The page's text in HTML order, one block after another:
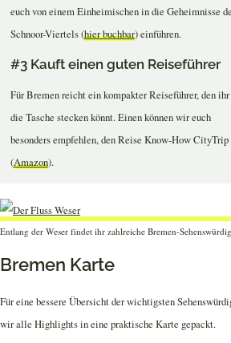
euch von einem Einheimischen in die Geheimnisse
Schnoor-Viertels (hier buchbar) einführen.
#3 Kauft einen guten Reiseführer
Für Bremen reicht ein kompakter Reiseführer, den
die Tasche stecken könnt. Einen können wir euch
besonders empfehlen, den Reise Know-How CityTrip
(Amazon).
Entlang der Weser findet ihr zahlreiche Bremen-
Bremen Karte
Für eine bessere Übersicht der wichtigsten
wir alle Highlights in eine praktische Karte gepackt.